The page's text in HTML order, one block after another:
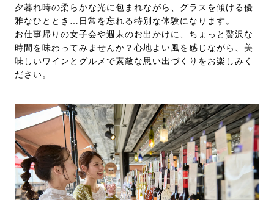
夕暮れ時の柔らかな光に包まれながら、グラスを傾ける優
雅なひととき…日常を忘れる特別な体験になります。
お仕事帰りの女子会や週末のお出かけに、ちょっと贅沢な
時間を味わってみませんか？心地よい風を感じながら、美
味しいワインとグルメで素敵な思い出づくりをお楽しみく
ださい。